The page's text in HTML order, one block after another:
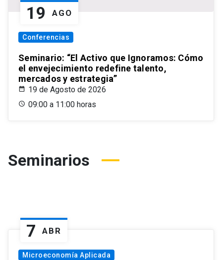
19 AGO
Conferencias
Seminario: “El Activo que Ignoramos: Cómo
el envejecimiento redefine talento,
mercados y estrategia”
19 de Agosto de 2026
09:00 a 11:00 horas
Seminarios
7 ABR
Microeconomía Aplicada